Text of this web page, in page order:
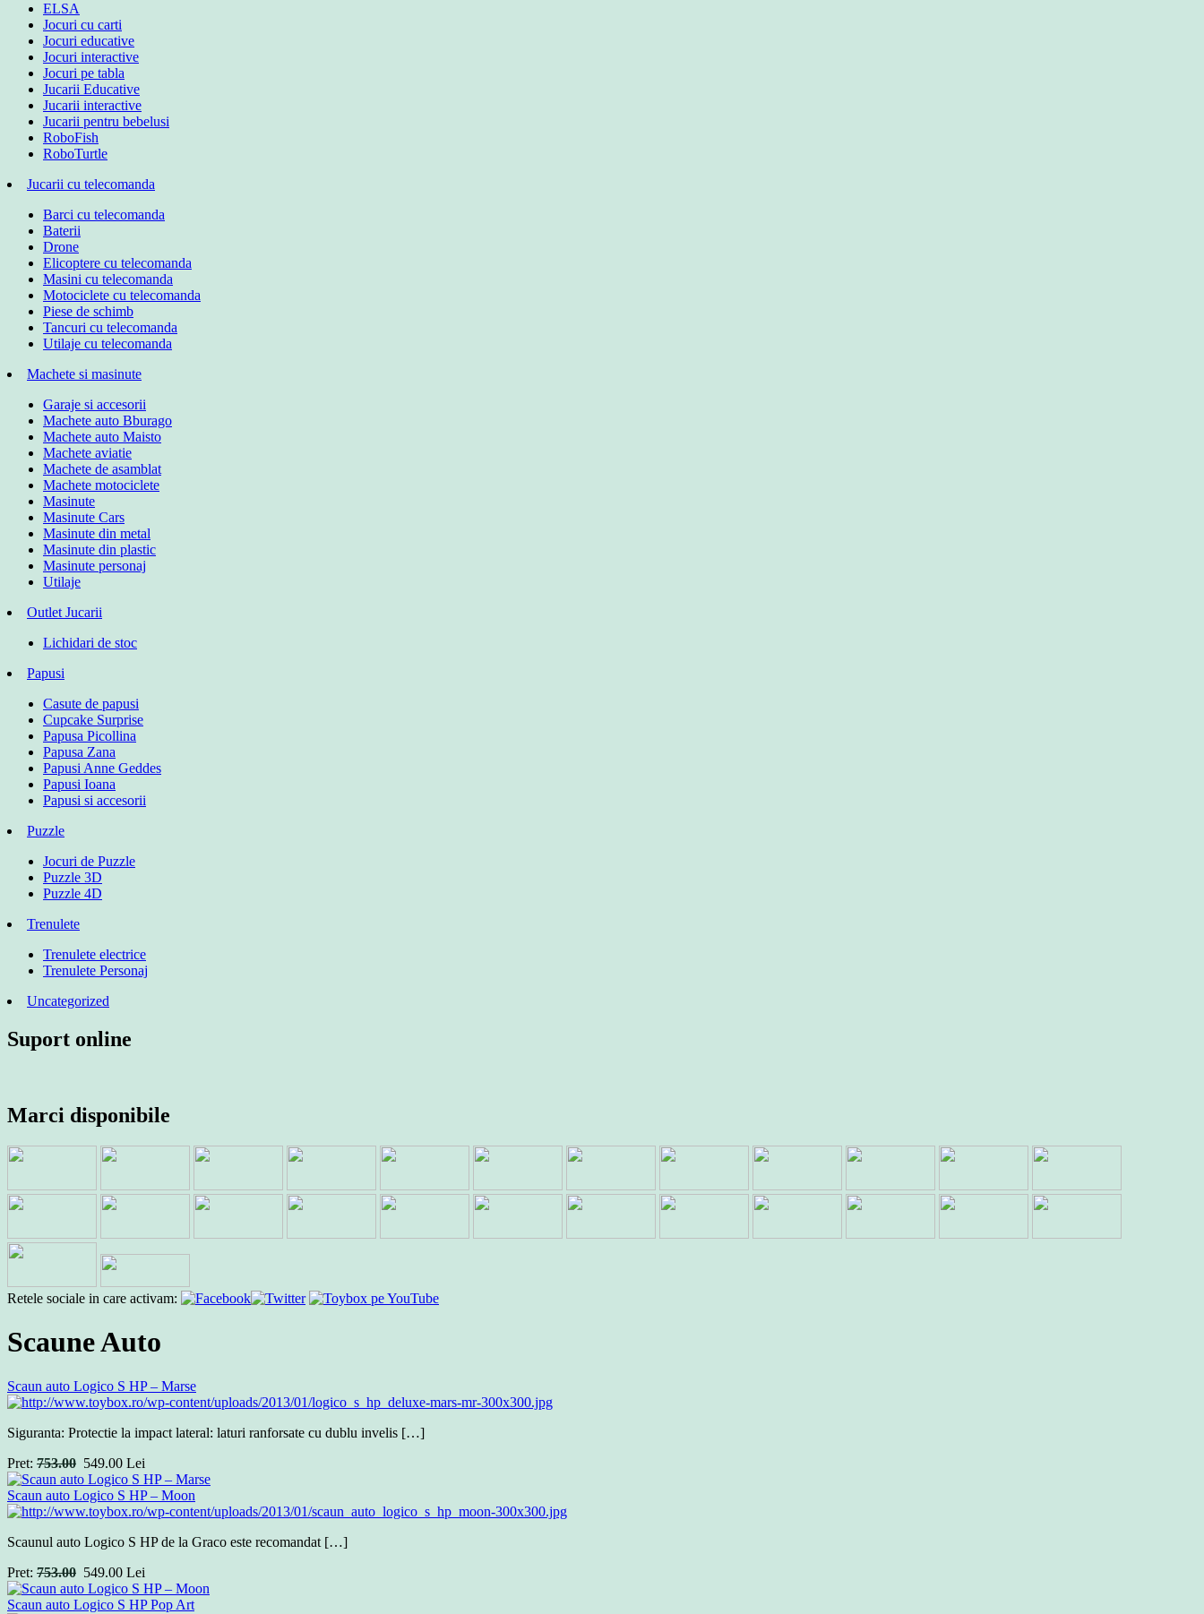
ELSA
Jocuri cu carti
Jocuri educative
Jocuri interactive
Jocuri pe tabla
Jucarii Educative
Jucarii interactive
Jucarii pentru bebelusi
RoboFish
RoboTurtle
Jucarii cu telecomanda
Barci cu telecomanda
Baterii
Drone
Elicoptere cu telecomanda
Masini cu telecomanda
Motociclete cu telecomanda
Piese de schimb
Tancuri cu telecomanda
Utilaje cu telecomanda
Machete si masinute
Garaje si accesorii
Machete auto Bburago
Machete auto Maisto
Machete aviatie
Machete de asamblat
Machete motociclete
Masinute
Masinute Cars
Masinute din metal
Masinute din plastic
Masinute personaj
Utilaje
Outlet Jucarii
Lichidari de stoc
Papusi
Casute de papusi
Cupcake Surprise
Papusa Picollina
Papusa Zana
Papusi Anne Geddes
Papusi Ioana
Papusi si accesorii
Puzzle
Jocuri de Puzzle
Puzzle 3D
Puzzle 4D
Trenulete
Trenulete electrice
Trenulete Personaj
Uncategorized
Suport online
Marci disponibile
Retele sociale in care activam:
Scaune Auto
Scaun auto Logico S HP – Marse
Siguranta: Protectie la impact lateral: laturi ranforsate cu dublu invelis […]
Pret: 753.00 549.00 Lei
Scaun auto Logico S HP – Moon
Scaunul auto Logico S HP de la Graco este recomandat […]
Pret: 753.00 549.00 Lei
Scaun auto Logico S HP Pop Art